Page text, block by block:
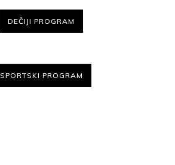
DEČIJI PROGRAM
SPORTSKI PROGRAM